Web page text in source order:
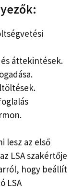
és áttekintések.
lesz az első
LSA szakértője
hogy beállít
LSA